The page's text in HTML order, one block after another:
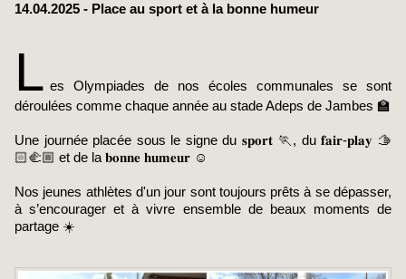
14.04.2025 - Place au sport et à la bonne humeur
L es Olympiades de nos écoles communales se sont
déroulées comme chaque année au stade Adeps de Jambes 🏫
Une journée placée sous le signe du 𝐬𝐩𝐨𝐫𝐭 🏃, du 𝐟𝐚𝐢𝐫-𝐩𝐥𝐚𝐲 🫱
🏻‍🫲🏼 et de la 𝐛𝐨𝐧𝐧𝐞 𝐡𝐮𝐦𝐞𝐮𝐫 ☺️
Nos jeunes athlètes d'un jour sont toujours prêts à se dépasser,
à s’encourager et à vivre ensemble de beaux moments de
partage ☀️